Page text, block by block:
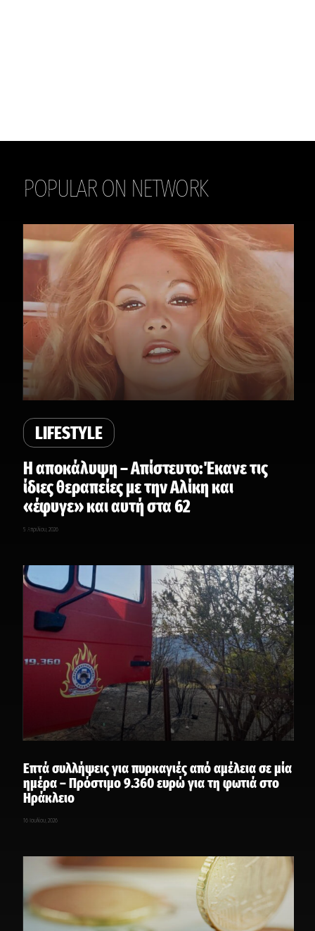
POPULAR ON NETWORK
THE DAILY
LIFESTYLE
Η αποκάλυψη – Απίστευτο:Έκανε τις
ίδιες θεραπείες με την Αλίκη και
«έφυγε» και αυτή στα 62
5 Απριλίου, 2026
Επτά συλλήψεις για πυρκαγιές από αμέλεια σε μία
ημέρα – Πρόστιμο 9.360 ευρώ για τη φωτιά στο
Ηράκλειο
16 Ιουλίου, 2026